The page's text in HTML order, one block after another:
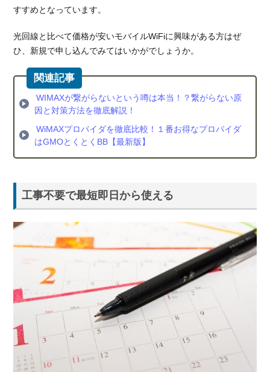
は？
3.
モバ
イル
WiFi
の価
格を
安く
に
は？
ンペ
し込
口は
避け
る
3.1.1.
UQ
WiMAX
すすめとなっています。
光回線と比べて価格が安いモバイルWiFiに興味がある方はぜ
ひ、新規で申し込んでみてはいかがでしょうか。
WIMAXが繋がらないという噂は本当！？繋がらない原
因と対策方法を徹底解説！
WiMAXプロパイダを徹底比較！１番お得なプロパイダ
はGMOとくとくBB【最新版】
工事不要で最短即日から使える